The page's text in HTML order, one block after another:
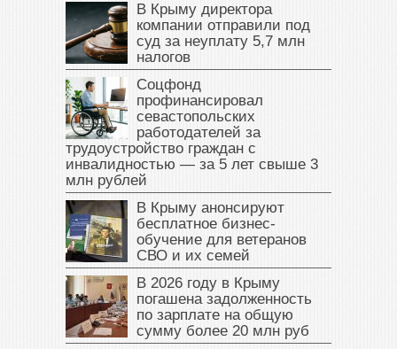
В Крыму директора
компании отправили под
суд за неуплату 5,7 млн
налогов
Соцфонд
профинансировал
севастопольских
работодателей за
трудоустройство граждан с
инвалидностью — за 5 лет свыше 3
млн рублей
В Крыму анонсируют
бесплатное бизнес-
обучение для ветеранов
СВО и их семей
В 2026 году в Крыму
погашена задолженность
по зарплате на общую
сумму более 20 млн руб